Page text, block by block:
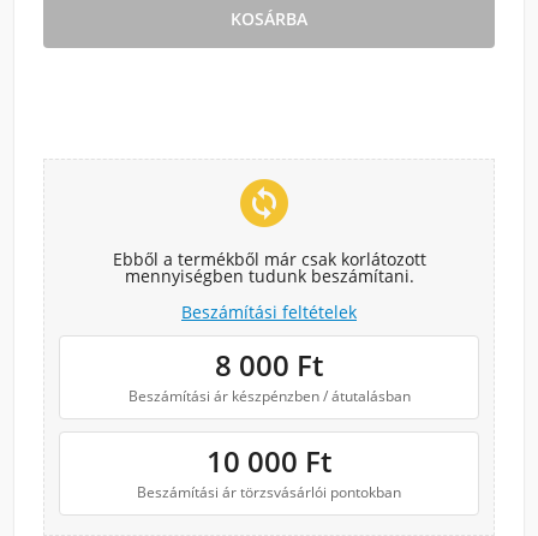
KOSÁRBA
change_circle
Ebből a termékből már csak korlátozott
mennyiségben tudunk beszámítani.
Beszámítási feltételek
8 000 Ft
Beszámítási ár készpénzben / átutalásban
10 000 Ft
Beszámítási ár törzsvásárlói pontokban